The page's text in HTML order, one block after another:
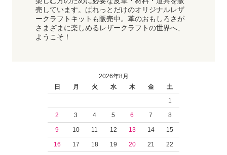
売しています。ぱれっとだけのオリジナルレザ
ークラフトキットも販売中。革のおもしろさが
さまざまに楽しめるレザークラフトの世界へ、
ようこそ！
2026年8月
日
月 火 水 木 金
土
1
2 3 4 5 6 7 8
9 10 11 12 13 14 15
16 17 18 19 20 21 22